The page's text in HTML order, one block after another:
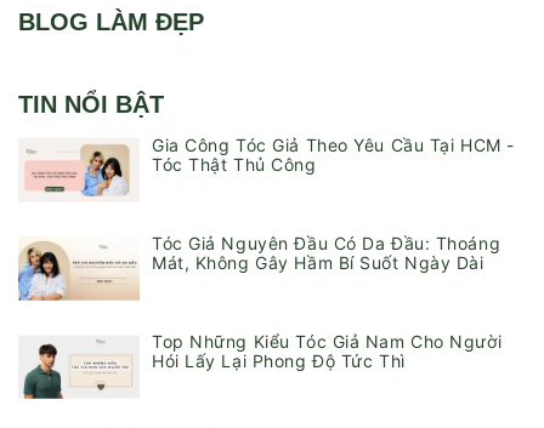
BLOG LÀM ĐẸP
TIN NỔI BẬT
Gia Công Tóc Giả Theo Yêu Cầu Tại HCM -
Tóc Thật Thủ Công
Tóc Giả Nguyên Đầu Có Da Đầu: Thoáng
Mát, Không Gây Hầm Bí Suốt Ngày Dài
Top Những Kiểu Tóc Giả Nam Cho Người
Hói Lấy Lại Phong Độ Tức Thì